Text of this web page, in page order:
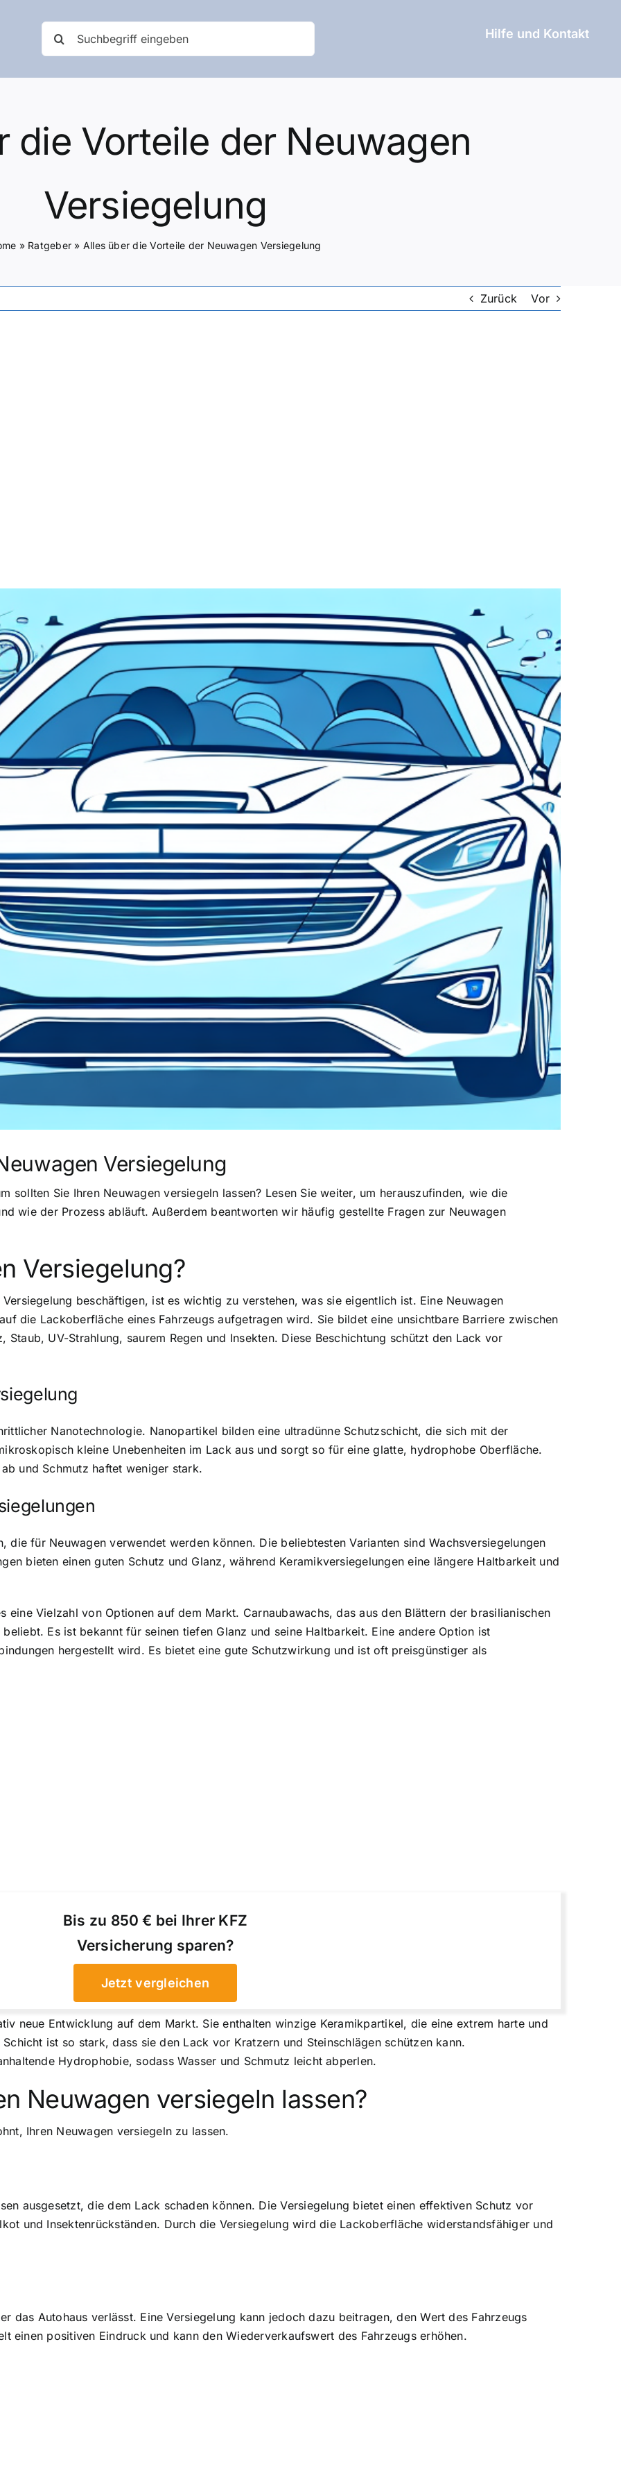
nach:
Hilfe und Kontakt
die Vorteile der Neuwagen
Versiegelung
» Ratgeber » Alles über die Vorteile der Neuwagen Versiegelung
Zurück Vor
Versiegelung
sollten Sie Ihren Neuwagen versiegeln lassen? Lesen Sie weiter, um herauszufinden, wie die
wie der Prozess abläuft. Außerdem beantworten wir häufig gestellte Fragen zur Neuwagen
Versiegelung?
beschäftigen, ist es wichtig zu verstehen, was sie eigentlich ist. Eine Neuwagen
die Lackoberfläche eines Fahrzeugs aufgetragen wird. Sie bildet eine unsichtbare Barriere zwischen
Staub, UV-Strahlung, saurem Regen und Insekten. Diese Beschichtung schützt den Lack vor
Nanotechnologie. Nanopartikel bilden eine ultradünne Schutzschicht, die sich mit der
kleine Unebenheiten im Lack aus und sorgt so für eine glatte, hydrophobe Oberfläche.
und Schmutz haftet weniger stark.
die für Neuwagen verwendet werden können. Die beliebtesten Varianten sind Wachsversiegelungen
bieten einen guten Schutz und Glanz, während Keramikversiegelungen eine längere Haltbarkeit und
eine Vielzahl von Optionen auf dem Markt. Carnaubawachs, das aus den Blättern der brasilianischen
Es ist bekannt für seinen tiefen Glanz und seine Haltbarkeit. Eine andere Option ist
hergestellt wird. Es bietet eine gute Schutzwirkung und ist oft preisgünstiger als
Bis zu 850 € bei Ihrer KFZ
Versicherung sparen?
Jetzt vergleichen
neue Entwicklung auf dem Markt. Sie enthalten winzige Keramikpartikel, die eine extrem harte und
ist so stark, dass sie den Lack vor Kratzern und Steinschlägen schützen kann.
Hydrophobie, sodass Wasser und Schmutz leicht abperlen.
Neuwagen versiegeln lassen?
Ihren Neuwagen versiegeln zu lassen.
ausgesetzt, die dem Lack schaden können. Die Versiegelung bietet einen effektiven Schutz vor
und Insektenrückständen. Durch die Versiegelung wird die Lackoberfläche widerstandsfähiger und
das Autohaus verlässt. Eine Versiegelung kann jedoch dazu beitragen, den Wert des Fahrzeugs
einen positiven Eindruck und kann den Wiederverkaufswert des Fahrzeugs erhöhen.